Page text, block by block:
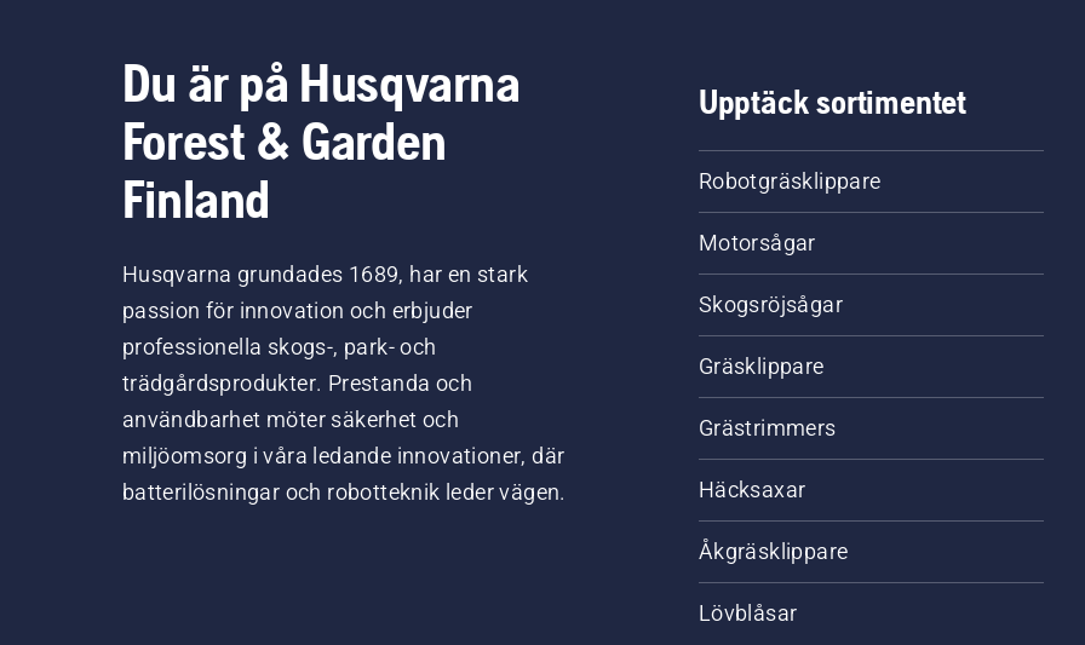
Du är på Husqvarna
Forest & Garden
Finland
Husqvarna grundades 1689, har en stark
passion för innovation och erbjuder
professionella skogs-, park- och
trädgårdsprodukter. Prestanda och
användbarhet möter säkerhet och
miljöomsorg i våra ledande innovationer, där
batterilösningar och robotteknik leder vägen.
Upptäck sortimentet
Robotgräsklippare
Motorsågar
Skogsröjsågar
Gräsklippare
Grästrimmers
Häcksaxar
Åkgräsklippare
Lövblåsar